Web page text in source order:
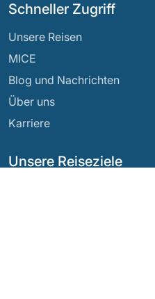
Unsere Reiseziele
Schneller Zugriff
Unsere Reisen
MICE
Blog und Nachrichten
Über uns
Karriere